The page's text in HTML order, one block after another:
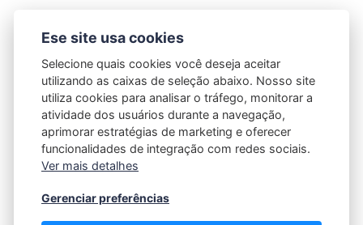
Ese site usa cookies
Selecione quais cookies você deseja aceitar
utilizando as caixas de seleção abaixo. Nosso site
utiliza cookies para analisar o tráfego, monitorar a
atividade dos usuários durante a navegação,
aprimorar estratégias de marketing e oferecer
funcionalidades de integração com redes sociais.
Ver mais detalhes
Gerenciar preferências